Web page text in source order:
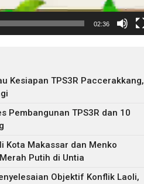
02:36
Kesiapan TPS3R Paccerakkang,
Pembangunan TPS3R dan 10
Kota Makassar dan Menko
Putih di Untia
Objektif Konflik Laoli,